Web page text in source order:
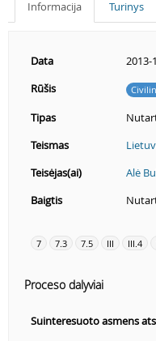
Informacija Turinys
Data
2013-
Rūšis
Tipas
Teismas
Teisėjas(ai)
Alė
Baigtis
7 7.3 7.5 III III.4
Proceso dalyviai
Suinteresuoto asmens